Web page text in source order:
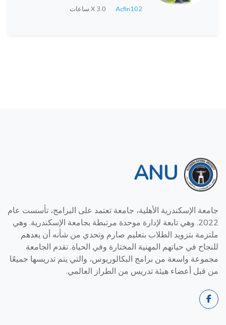
Acfin102 X 3.0 ساعات
ANU
جامعة الإسكندرية الأهلية، جامعة تعتمد على البرامج، تأسست عام
2022. وهي تابعة لإدارة موحدة مرتبطة بجامعة الإسكندرية. وهي
ملتزمة بتزويد الطلاب بتعليم صارم وتحدي من شأنه أن يعدهم
للنجاح في حياتهم المهنية المختارة وفي الحياة. تقدم الجامعة
مجموعة واسعة من برامج البكالوريوس، والتي يتم تدريسها جميعًا
من قبل أعضاء هيئة تدريس من الطراز العالمي.